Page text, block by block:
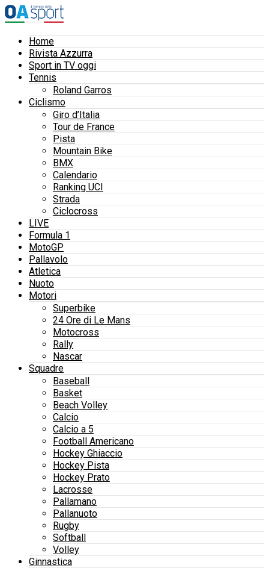
Home
Rivista Azzurra
Sport in TV oggi
Tennis
Roland Garros
Ciclismo
Giro d’Italia
Tour de France
Pista
Mountain Bike
BMX
Calendario
Ranking UCI
Strada
Ciclocross
LIVE
Formula 1
MotoGP
Pallavolo
Atletica
Nuoto
Motori
Superbike
24 Ore di Le Mans
Motocross
Rally
Nascar
Squadre
Baseball
Basket
Beach Volley
Calcio
Calcio a 5
Football Americano
Hockey Ghiaccio
Hockey Pista
Hockey Prato
Lacrosse
Pallamano
Pallanuoto
Rugby
Softball
Volley
Ginnastica